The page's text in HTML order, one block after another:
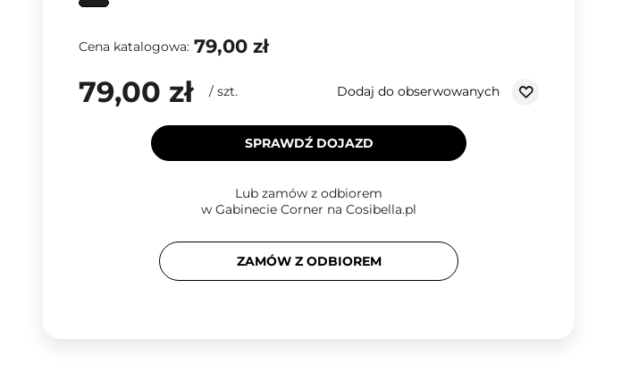
Cena katalogowa: 79,00 zł
79,00 zł / szt. Dodaj do obserwowanych
SPRAWDŹ DOJAZD
Lub zamów z odbiorem
w Gabinecie Corner na Cosibella.pl
ZAMÓW Z ODBIOREM